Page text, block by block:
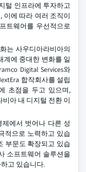
털 인프라에 투자하고
이에 따라 여러 조직이
트웨어를 우선적으로
는 사우디아라비아의
계에 중대한 변화를 일
Digital Services와
합작회사를 설립
초점을 두고 있으며,
비아 내 디지털 전환 이
에서 벗어나 다른 성
적으로 노력하고 있습
부문도 확장되고 있습
소프트웨어 솔루션을
고 있습니다.